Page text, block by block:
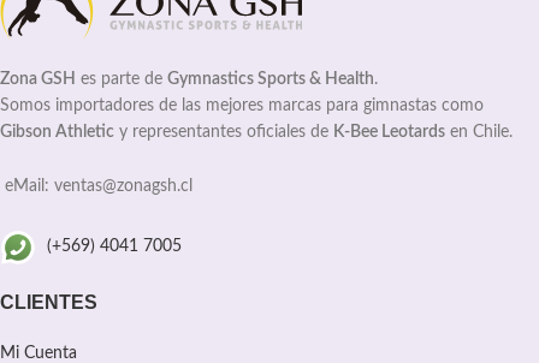
Zona GSH es parte de Gymnastics Sports & Health.
Somos importadores de las mejores marcas para gimnastas como
Gibson Athletic y representantes oficiales de K-Bee Leotards en Chile.
eMail: ventas@zonagsh.cl
(+569) 4041 7005
CLIENTES
Mi Cuenta